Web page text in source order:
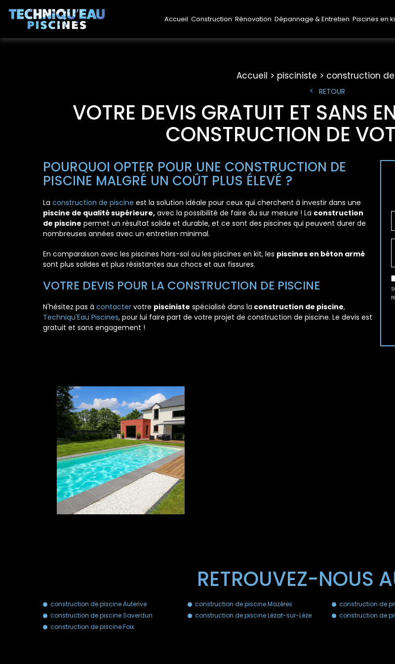
Accueil Construction Rénovation Dépannage & Entretien Piscines en
Accueil pisciniste construction
RETOUR
VOTRE DEVIS GRATUIT ET SANS
CONSTRUCTION DE
POURQUOI OPTER POUR UNE CONSTRUCTION DE
PISCINE MALGRÉ UN COÛT PLUS ÉLEVÉ ?
La construction de piscine est la solution idéale pour ceux qui cherchent à investir dans une
piscine de qualité supérieure, avec la possibilité de faire du sur mesure ! La construction
de piscine permet un résultat solide et durable, et ce sont des piscines qui peuvent durer de
nombreuses années avec un entretien minimal.
En comparaison avec les piscines hors-sol ou les piscines en kit, les piscines en béton armé
sont plus solides et plus résistantes aux chocs et aux fissures.
VOTRE DEVIS POUR LA CONSTRUCTION DE PISCINE
N'hésitez pas à contacter votre pisciniste spécialisé dans la construction de piscine,
Techniqu'Eau Piscines, pour lui faire part de votre projet de construction de piscine. Le devis est
gratuit et sans engagement !
RETROUVEZ-NOUS
construction de piscine Auterive construction de piscine Mazères construction de
construction de piscine Saverdun
construction de piscine Lézat-sur-Lèze construction de
construction de piscine Foix